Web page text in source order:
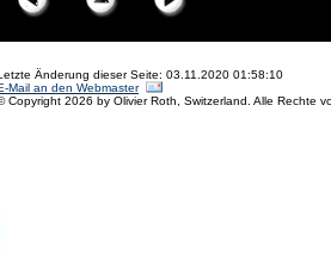
Änderung dieser Seite: 03.11.2020 01:58:10
Mail an den Webmaster
Copyright 2026 by Olivier Roth, Switzerland. Alle Rechte